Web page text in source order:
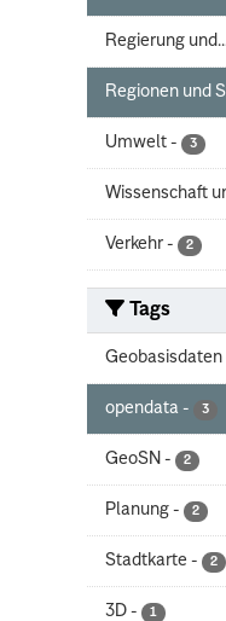
Regierung
Regionen und
Umwelt - 3
Wissenschaft
Verkehr - 2
Tags
Geobasisdaten
opendata - 3
GeoSN - 2
Planung - 2
Stadtkarte - 2
3D - 1